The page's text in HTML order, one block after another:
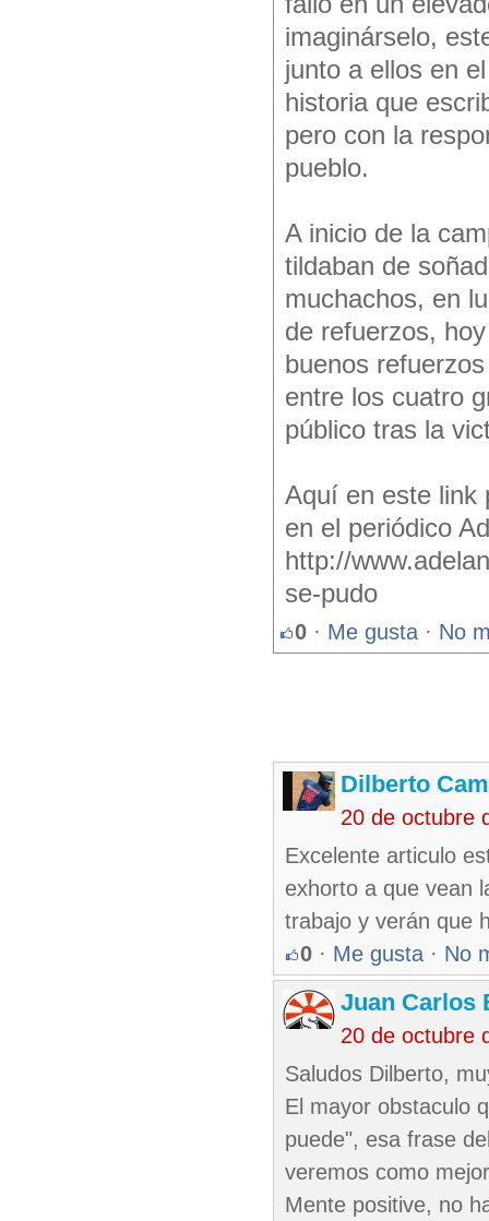
imaginárselo,
junto a ellos en
historia que
pero con la
pueblo.
A inicio de la
tildaban de
muchachos, en
de refuerzos,
buenos
entre los cuatro
público tras la
Aquí en este link
en el periódico
http://
se-pudo
0 · Me gusta · No
Dilberto
20 de octubre
Excelente articulo
exhorto a que vean
trabajo y verán que
0 · Me gusta · No
Juan Carlos
20 de octubre
Saludos Dilberto,
El mayor obstaculo
puede", esa frase
veremos como
Mente positive, no